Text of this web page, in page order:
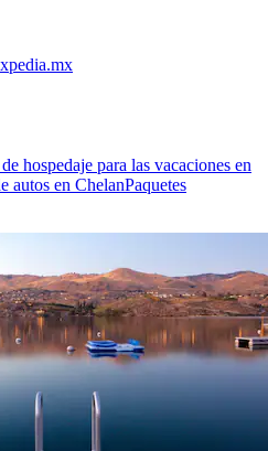
hospedaje para las vacaciones en
autos en ChelanPaquetes